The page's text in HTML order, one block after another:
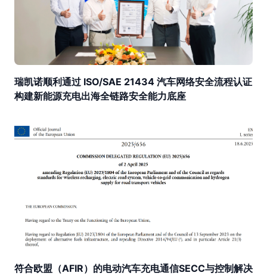
瑞凯诺顺利通过 ISO/SAE 21434 汽车网络安全流程认证
构建新能源充电出海全链路安全能力底座
符合欧盟（AFIR）的电动汽车充电通信SECC与控制解决